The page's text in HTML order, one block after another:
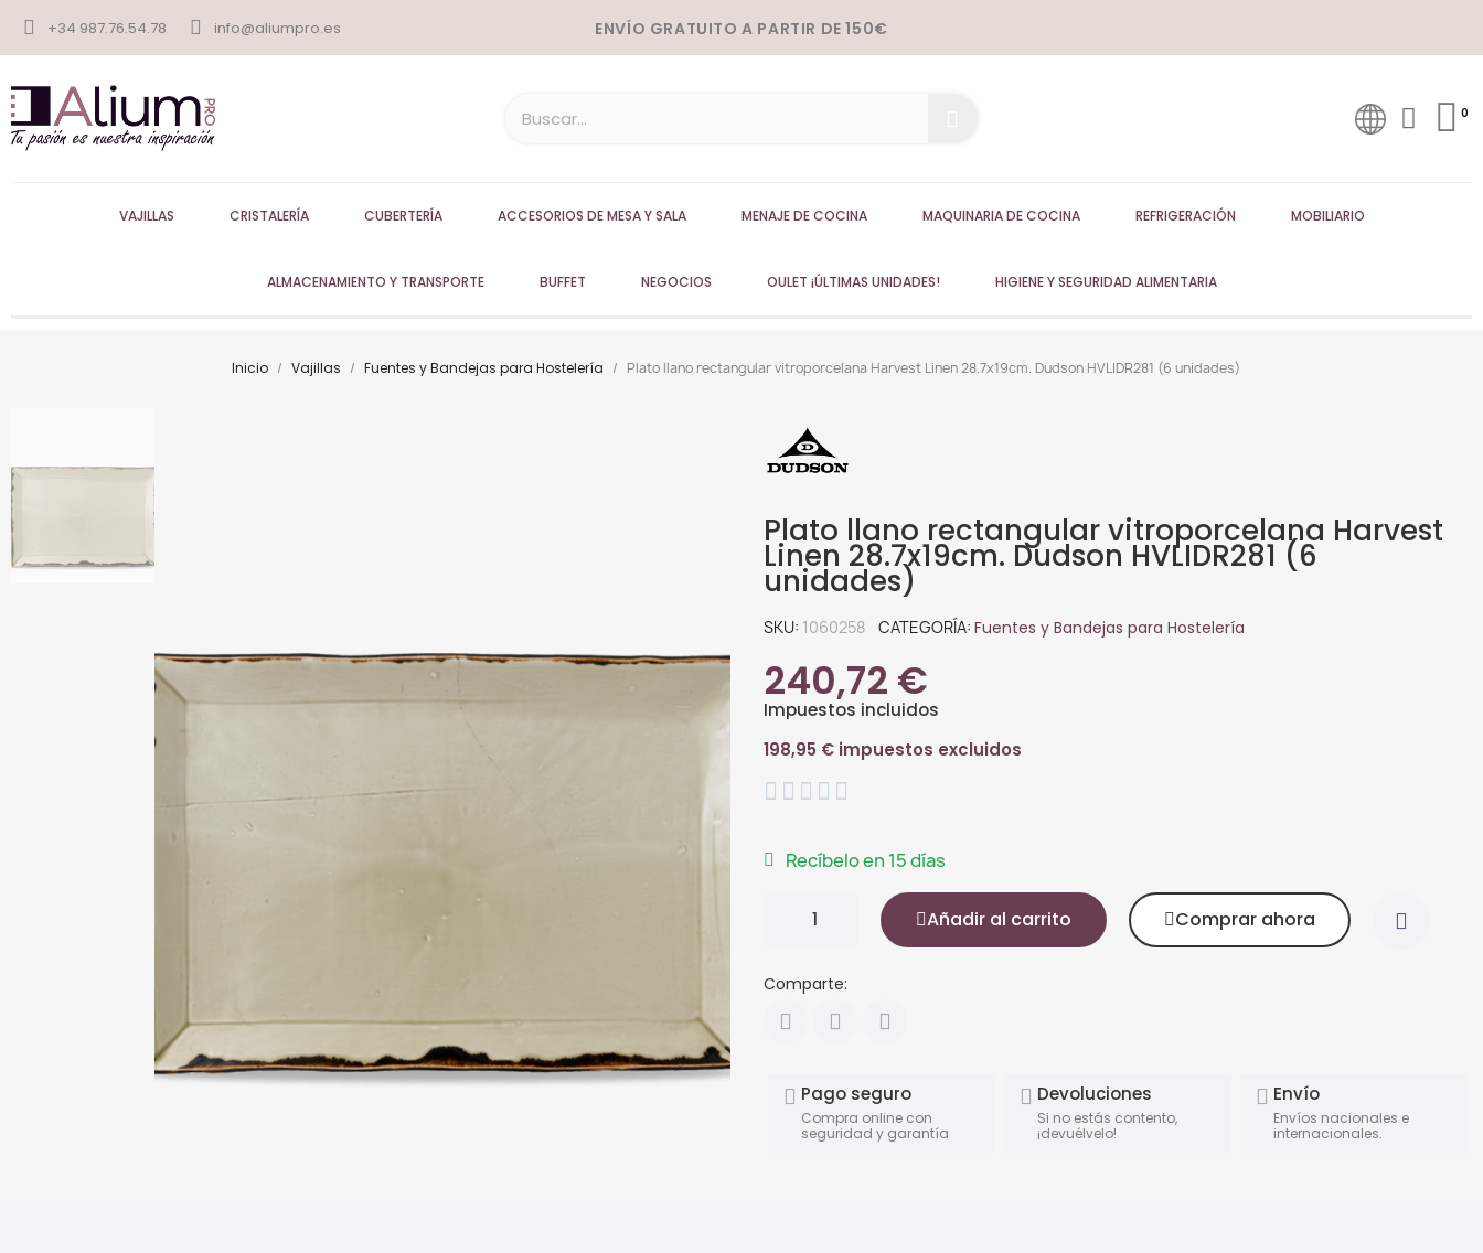
+34 987.76.54.78 info@aliumpro.es ENVÍO GRATUITO A PARTIR DE 150€
VAJILLAS CRISTALERÍA CUBERTERÍA ACCESORIOS DE MESA Y SALA MENAJE DE COCINA MAQUINARIA DE COCINA REFRIGERACIÓN MOBILIARIO
ALMACENAMIENTO Y TRANSPORTE BUFFET NEGOCIOS OULET ¡ÚLTIMAS UNIDADES! HIGIENE Y SEGURIDAD ALIMENTARIA
Inicio Vajillas Fuentes y Bandejas para Hostelería Plato llano rectangular vitroporcelana Harvest Linen 28.7x19cm. Dudson HVLIDR281 (6 unidades)
Plato llano rectangular vitroporcelana Harvest
Linen 28.7x19cm. Dudson HVLIDR281 (6
unidades)
SKU 1060258 CATEGORÍA Fuentes y Bandejas para Hostelería
240,72 €
Impuestos incluidos
198,95 € impuestos excluidos
    
Recíbelo en 15 días
Añadir al carrito Comprar ahora
Comparte:
Pago seguro
Compra online con
seguridad y garantía
Devoluciones
Si no estás contento,
¡devuélvelo!
Envío
Envíos nacionales e
internacionales.